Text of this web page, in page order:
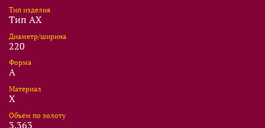
Тип изделия
Тип AX
Диаметр/ширина
220
Форма
A
Материал
X
Объём по золоту
3.363